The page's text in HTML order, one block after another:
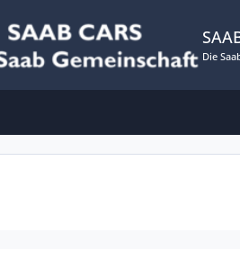
Die